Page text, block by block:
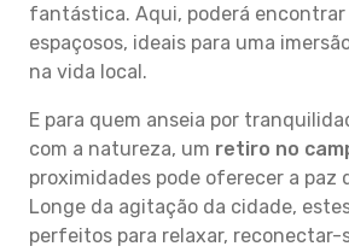
fantástica. Aqui, poderá
espaçosos, ideais para uma
na vida local.
E para quem anseia por
com a natureza, um retiro no
proximidades pode oferecer a paz
Longe da agitação da cidade,
perfeitos para relaxar, reconectar-